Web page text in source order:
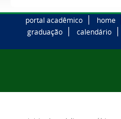
portal acadêmico home
graduação
calendário